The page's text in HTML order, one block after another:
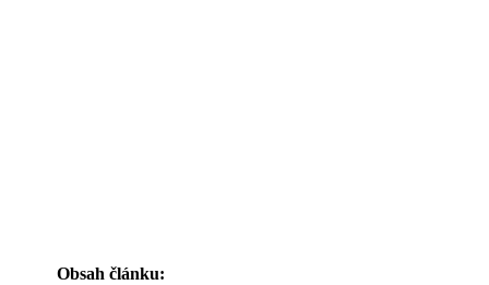
Obsah článku: